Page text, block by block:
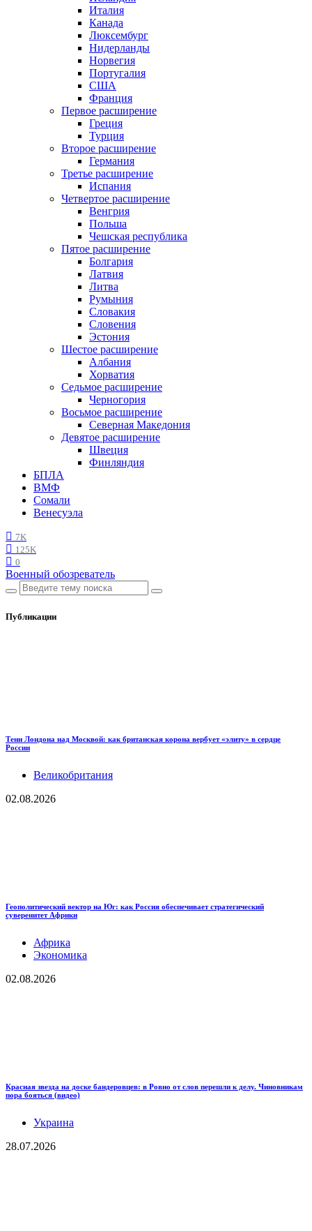
Италия
Канада
Люксембург
Нидерланды
Норвегия
Португалия
США
Франция
Первое расширение
Греция
Турция
Второе расширение
Германия
Третье расширение
Испания
Четвертое расширение
Венгрия
Польша
Чешская республика
Пятое расширение
Болгария
Латвия
Литва
Румыния
Словакия
Словения
Эстония
Шестое расширение
Албания
Хорватия
Седьмое расширение
Черногория
Восьмое расширение
Северная Македония
Девятое расширение
Швеция
Финляндия
БПЛА
ВМФ
Сомали
Венесуэла
7K
125K
0
Военный обозреватель
Публикации
Тени Лондона над Москвой: как британская корона вербует «элиту» в сердце
России
Великобритания
02.08.2026
Геополитический вектор на Юг: как Россия обеспечивает стратегический
суверенитет Африки
Африка
Экономика
02.08.2026
Красная звезда на доске бандеровцев: в Ровно от слов перешли к делу. Чиновникам
пора бояться (видео)
Украина
28.07.2026